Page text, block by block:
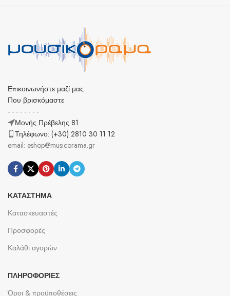
Επικοινωνήστε μαζί μας
Που βρισκόμαστε
- - - - - - - -
Μονής Πρέβελης 81
Τηλέφωνο: (+30) 2810 30 11 12
email: eshop@musicorama.gr
ΚΑΤΆΣΤΗΜΑ
Κατασκευαστές
Προσφορές
Καλάθι αγορών
ΠΛΗΡΟΦΟΡΊΕΣ
Όροι & προϋποθέσεις